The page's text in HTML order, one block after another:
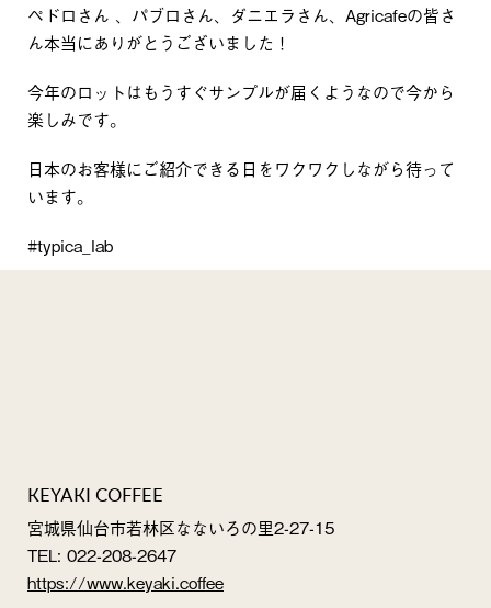
ペドロさん 、パブロさん、ダニエラさん、Agricafeの皆さ
ん本当にありがとうございました！
今年のロットはもうすぐサンプルが届くようなので今から
楽しみです。
日本のお客様にご紹介できる日をワクワクしながら待って
います。
#typica_lab
KEYAKI COFFEE
宮城県仙台市若林区なないろの里2-27-15
TEL: 022-208-2647
https://www.keyaki.coffee